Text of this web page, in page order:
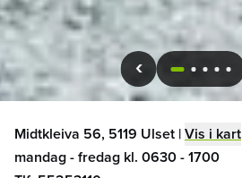
1 2 3 4 5
Midtkleiva 56, 5119 Ulset |Vis i kart
mandag - fredag kl. 0630 - 1700